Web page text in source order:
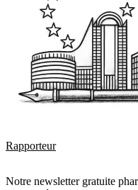
Rapporteur
Notre newsletter gratuite